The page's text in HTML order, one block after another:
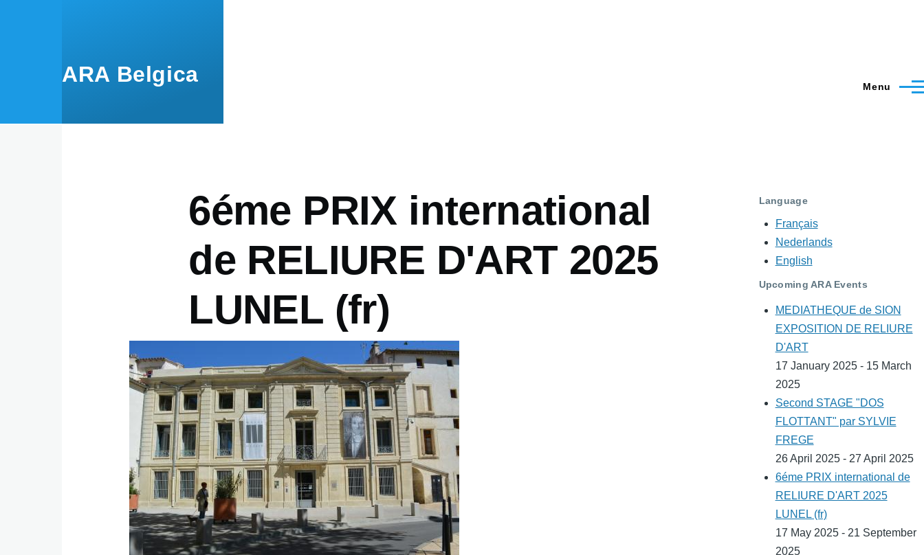
ARA Belgica Menu
6éme PRIX international
de RELIURE D'ART 2025
LUNEL (fr)
Language
Français
Nederlands
English
Upcoming ARA Events
MEDIATHEQUE de SION
EXPOSITION DE RELIURE
D'ART
17 January 2025 - 15 March
2025
Second STAGE "DOS
FLOTTANT" par SYLVIE
FREGE
26 April 2025 - 27 April 2025
6éme PRIX international de
RELIURE D'ART 2025
LUNEL (fr)
17 May 2025 - 21 September
2025